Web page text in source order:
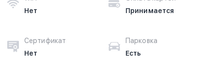
Нет
Принимается
Сертификат
Нет
Парковка
Есть